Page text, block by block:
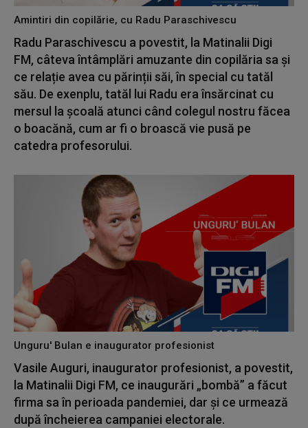
Amintiri din copilărie, cu Radu Paraschivescu
Radu Paraschivescu a povestit, la Matinalii Digi
FM, câteva întâmplări amuzante din copilăria sa și
ce relație avea cu părinții săi, în special cu tatăl
său. De exenplu, tatăl lui Radu era însărcinat cu
mersul la școală atunci când colegul nostru făcea
o boacănă, cum ar fi o broască vie pusă pe
catedra profesorului.
Unguru' Bulan e inaugurator profesionist
Vasile Auguri, inaugurator profesionist, a povestit,
la Matinalii Digi FM, ce inaugurări „bombă” a făcut
firma sa în perioada pandemiei, dar și ce urmează
după încheierea campaniei electorale.